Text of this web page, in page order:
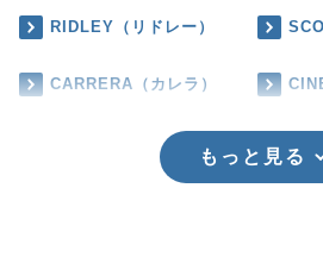
RIDLEY（リドレー）
CARRERA（カレラ）
もっと見る